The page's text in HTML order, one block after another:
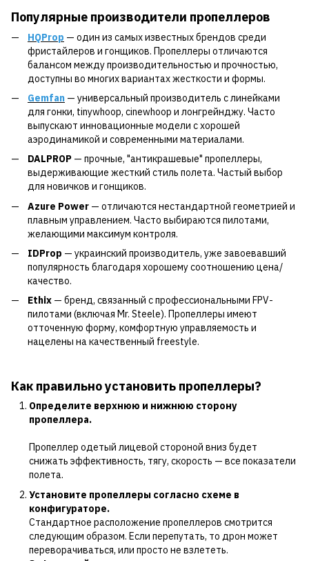
Популярные производители пропеллеров
HQProp — один из самых известных брендов среди
фристайлеров и гонщиков. Пропеллеры отличаются
балансом между производительностью и прочностью,
доступны во многих вариантах жесткости и формы.
Gemfan — универсальный производитель с линейками
для гонки, tinywhoop, cinewhoop и лонгрейнджу. Часто
выпускают инновационные модели с хорошей
аэродинамикой и современными материалами.
DALPROP — прочные, "антикрашевые" пропеллеры,
выдерживающие жесткий стиль полета. Частый выбор
для новичков и гонщиков.
Azure Power — отличаются нестандартной геометрией и
плавным управлением. Часто выбираются пилотами,
желающими максимум контроля.
IDProp — украинский производитель, уже завоевавший
популярность благодаря хорошему соотношению цена/
качество.
Ethix — бренд, связанный с профессиональными FPV-
пилотами (включая Mr. Steele). Пропеллеры имеют
отточенную форму, комфортную управляемость и
нацелены на качественный freestyle.
Как правильно установить пропеллеры?
Определите верхнюю и нижнюю сторону
пропеллера.
Пропеллер одетый лицевой стороной вниз будет
снижать эффективность, тягу, скорость — все показатели
полета.
Установите пропеллеры согласно схеме в
конфигураторе.
Стандартное расположение пропеллеров смотрится
следующим образом. Если перепутать, то дрон может
переворачиваться, или просто не взлететь.